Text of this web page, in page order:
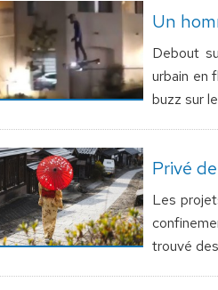
Un
Debout
urbain en
buzz sur
Privé
Les
trouvé